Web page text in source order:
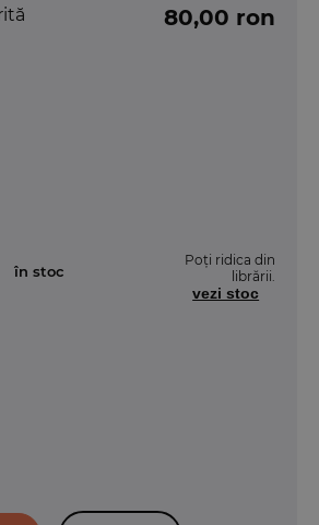
80,00 ron
în stoc
Poți ridica din
librării.
vezi stoc